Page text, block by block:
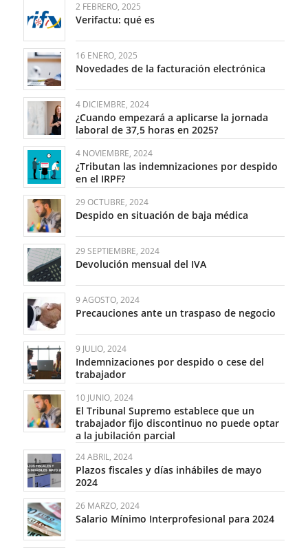
2 FEBRERO, 2025
Verifactu: qué es
16 ENERO, 2025
Novedades de la facturación electrónica
4 DICIEMBRE, 2024
¿Cuando empezará a aplicarse la jornada
laboral de 37,5 horas en 2025?
4 NOVIEMBRE, 2024
¿Tributan las indemnizaciones por despido
en el IRPF?
29 OCTUBRE, 2024
Despido en situación de baja médica
29 SEPTIEMBRE, 2024
Devolución mensual del IVA
9 AGOSTO, 2024
Precauciones ante un traspaso de negocio
9 JULIO, 2024
Indemnizaciones por despido o cese del
trabajador
10 JUNIO, 2024
El Tribunal Supremo establece que un
trabajador fijo discontinuo no puede optar
a la jubilación parcial
24 ABRIL, 2024
Plazos fiscales y días inhábiles de mayo
2024
26 MARZO, 2024
Salario Mínimo Interprofesional para 2024